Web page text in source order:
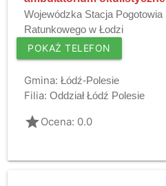
Wojewódzka Stacja Pogotowia
Ratunkowego w Łodzi
POKAŻ TELEFON
Gmina: Łódź-Polesie
Filia: Oddział Łódź Polesie
gradeOcena: 0.0